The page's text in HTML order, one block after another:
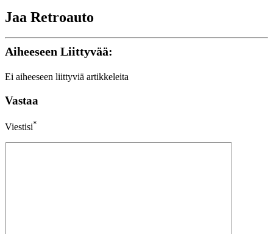
Jaa Retroauto
Aiheeseen Liittyvää:
Ei aiheeseen liittyviä artikkeleita
Vastaa
Viestisi*